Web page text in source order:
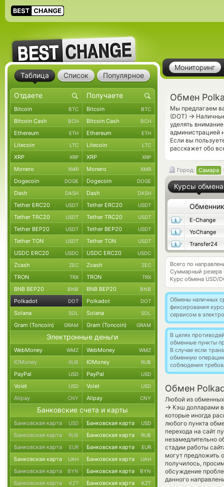
Мониторинг
Обмен
Мы предлагаем
(DOT) →
уделять
администрацией
Если вы
расскажет обо
Город: Самара
Курсы обмена
Обменник
E-Change
YoChange
Transfer24
Всего по
Суммарный резерв
Курс обмена USD/
Обмены наличных
фиксирования
сервисом в
В целях
обменные пункты
В случае если
обменную
соблюдения
Обмен
Любой из обменных
→ Кэш долларами
которые иногда
любого пункта
перехода на сайт
незамедлительно
стадии работы
могут предложить
получилось,
обсуждение
данного
Таблица Список Популярное
Bitcoin BTC Bitcoin BTC
Bitcoin Cash BCH Bitcoin Cash BCH
Ethereum ETH Ethereum ETH
Litecoin LTC Litecoin LTC
XRP XRP XRP XRP
Monero XMR Monero XMR
Dogecoin DOGE Dogecoin DOGE
Dash DASH Dash DASH
Tether ERC20 USDT Tether ERC20 USDT
Tether TRC20 USDT Tether TRC20 USDT
Tether BEP20 USDT Tether BEP20 USDT
Tether TON USDT Tether TON USDT
USDC ERC20 USDC USDC ERC20 USDC
Zcash ZEC Zcash ZEC
TRON TRX TRON TRX
BNB BEP20 BNB BNB BEP20 BNB
Polkadot DOT Polkadot DOT
Solana SOL Solana SOL
Gram (Toncoin) GRAM Gram (Toncoin) GRAM
Электронные деньги
WebMoney WMZ WebMoney WMZ
ЮMoney RUB ЮMoney RUB
PayPal USD PayPal USD
Volet USD Volet USD
Alipay CNY Alipay CNY
Банковские счета и карты
Банковская карта USD Банковская карта USD
Банковская карта RUB Банковская карта RUB
Банковская карта EUR Банковская карта EUR
Банковская карта UAH Банковская карта UAH
Банковская карта BYN Банковская карта BYN
Банковская карта KZT Банковская карта KZT